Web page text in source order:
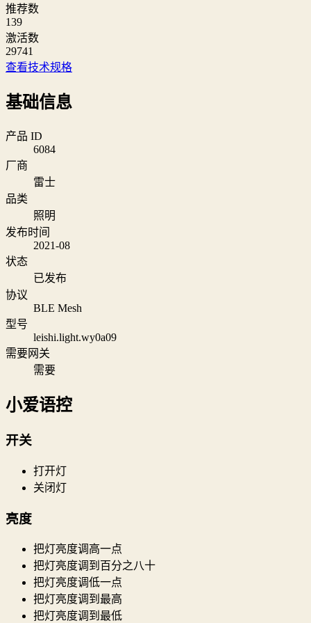
推荐数
139
激活数
29741
查看技术规格
基础信息
产品 ID
6084
厂商
雷士
品类
照明
发布时间
2021-08
状态
已发布
协议
BLE Mesh
型号
leishi.light.wy0a09
需要网关
需要
小爱语控
开关
打开灯
关闭灯
亮度
把灯亮度调高一点
把灯亮度调到百分之八十
把灯亮度调低一点
把灯亮度调到最高
把灯亮度调到最低